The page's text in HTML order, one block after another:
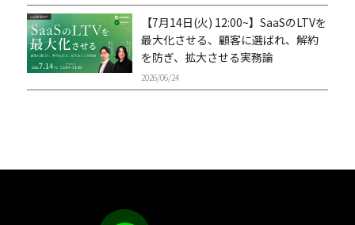
【7月14日(火) 12:00~】SaaSのLTVを
最大化させる、顧客に選ばれ、解約
を防ぎ、拡大させる実務論
2026/06/24